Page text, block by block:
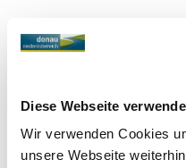
Diese Webseite
Wir verwenden Cookies
unsere Webseite